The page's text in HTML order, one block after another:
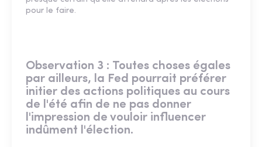
pour le faire.
Observation 3 : Toutes choses égales
par ailleurs, la Fed pourrait préférer
initier des actions politiques au cours
de l'été afin de ne pas donner
l'impression de vouloir influencer
indûment l'élection.